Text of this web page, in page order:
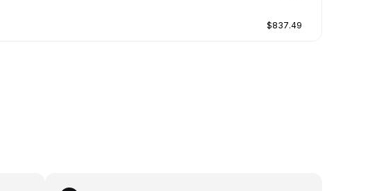
$837.49